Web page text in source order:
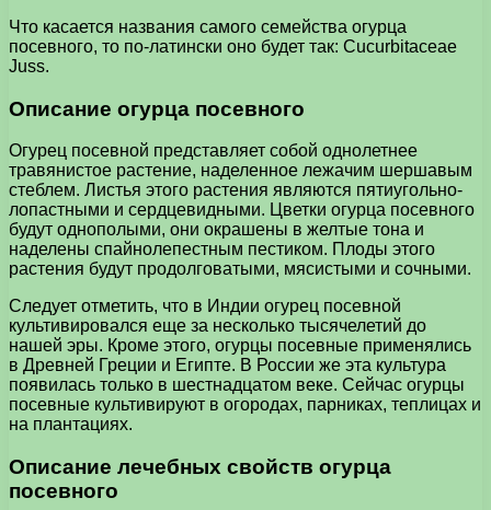
Что касается названия самого семейства огурца
посевного, то по-латински оно будет так: Cucurbitaceae
Juss.
Описание огурца посевного
Огурец посевной представляет собой однолетнее
травянистое растение, наделенное лежачим шершавым
стеблем. Листья этого растения являются пятиугольно-
лопастными и сердцевидными. Цветки огурца посевного
будут однополыми, они окрашены в желтые тона и
наделены спайнолепестным пестиком. Плоды этого
растения будут продолговатыми, мясистыми и сочными.
Следует отметить, что в Индии огурец посевной
культивировался еще за несколько тысячелетий до
нашей эры. Кроме этого, огурцы посевные применялись
в Древней Греции и Египте. В России же эта культура
появилась только в шестнадцатом веке. Сейчас огурцы
посевные культивируют в огородах, парниках, теплицах и
на плантациях.
Описание лечебных свойств огурца
посевного